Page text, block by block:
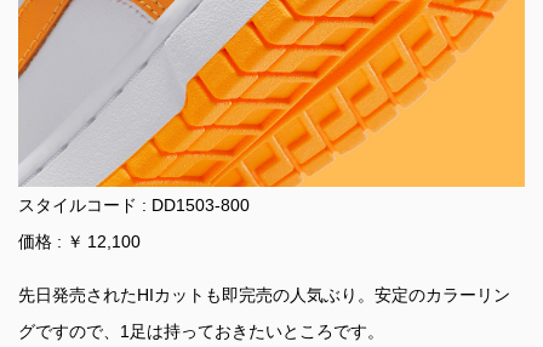
スタイルコード : DD1503-800
価格 : ￥ 12,100
先日発売されたHIカットも即完売の人気ぶり。安定のカラーリン
グですので、1足は持っておきたいところです。